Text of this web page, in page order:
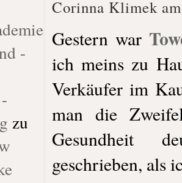
-
zu
Corinna Klimek
Gestern war
ich meins zu
Verkäufer im
man die
Gesundheit
geschrieben, als